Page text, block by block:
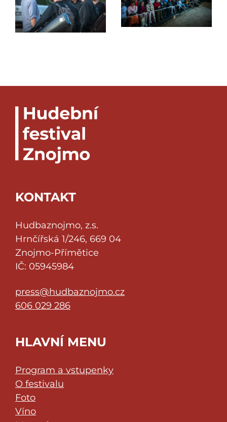
KONTAKT
Hudbaznojmo, z.s.
Hrnčířská 1/246, 669 04
Znojmo-Přímětice
IČ: 05945984
press@hudbaznojmo.cz
606 029 286
HLAVNÍ MENU
Program a vstupenky
O festivalu
Foto
Víno